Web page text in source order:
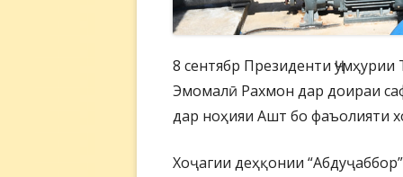
8 сентябр Президенти
Эмомалӣ Рахмон дар доираи
дар ноҳияи Ашт бо фаъолияти
Хоҷагии деҳқонии